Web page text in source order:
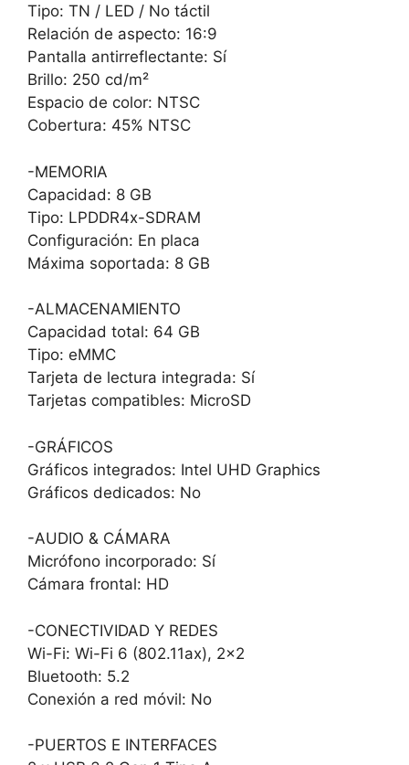
Tipo: TN / LED / No táctil
Relación de aspecto: 16:9
Pantalla antirreflectante: Sí
Brillo: 250 cd/m²
Espacio de color: NTSC
Cobertura: 45% NTSC
-MEMORIA
Capacidad: 8 GB
Tipo: LPDDR4x-SDRAM
Configuración: En placa
Máxima soportada: 8 GB
-ALMACENAMIENTO
Capacidad total: 64 GB
Tipo: eMMC
Tarjeta de lectura integrada: Sí
Tarjetas compatibles: MicroSD
-GRÁFICOS
Gráficos integrados: Intel UHD Graphics
Gráficos dedicados: No
-AUDIO & CÁMARA
Micrófono incorporado: Sí
Cámara frontal: HD
-CONECTIVIDAD Y REDES
Wi-Fi: Wi-Fi 6 (802.11ax), 2×2
Bluetooth: 5.2
Conexión a red móvil: No
-PUERTOS E INTERFACES